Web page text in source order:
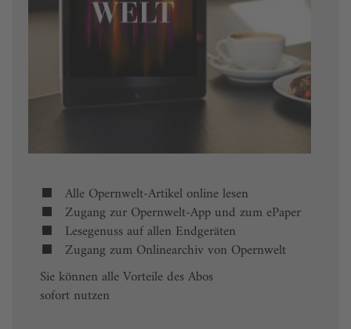
Alle Opernwelt-Artikel online lesen
Zugang zur Opernwelt-App und zum ePaper
Lesegenuss auf allen Endgeräten
Zugang zum Onlinearchiv von Opernwelt
Sie können alle Vorteile des Abos
sofort nutzen